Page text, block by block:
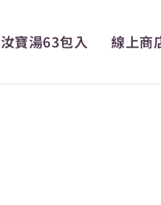
汝寶湯63包入 線上商